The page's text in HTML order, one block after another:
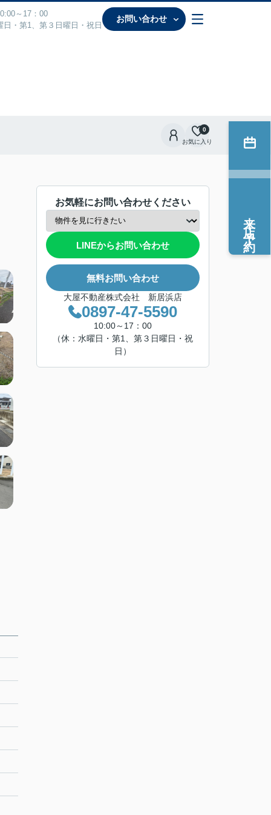
～17：00
日・第1、第３日曜日・祝日
お問い合わせ
お気に入り
0
お気軽にお問い合わせください
LINEからお問い合わせ
無料お問い合わせ
大屋不動産株式会社 新居浜店
0897-47-5590
10:00～17：00
（休：水曜日・第1、第３日曜日・祝
日）
来店予約